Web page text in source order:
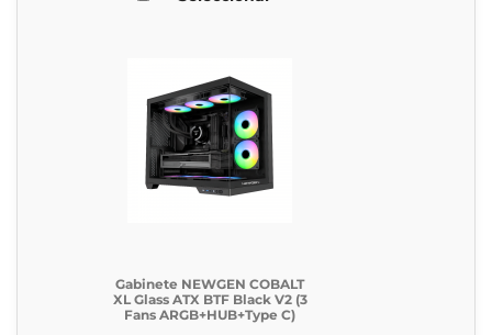
Gabinete NEWGEN COBALT
XL Glass ATX BTF Black V2 (3
Fans ARGB+HUB+Type C)